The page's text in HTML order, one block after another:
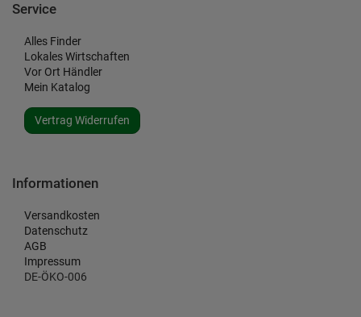
Service
Alles Finder
Lokales Wirtschaften
Vor Ort Händler
Mein Katalog
Vertrag Widerrufen
Informationen
Versandkosten
Datenschutz
AGB
Impressum
DE-ÖKO-006